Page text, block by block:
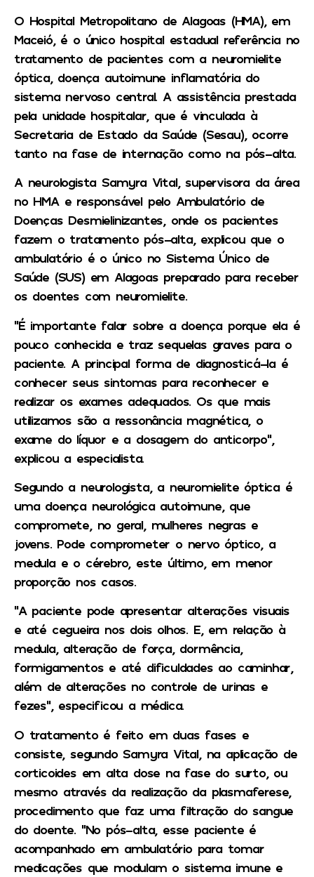
O Hospital Metropolitano de Alagoas (HMA), em
Maceió, é o único hospital estadual referência no
tratamento de pacientes com a neuromielite
óptica, doença autoimune inflamatória do
sistema nervoso central. A assistência prestada
pela unidade hospitalar, que é vinculada à
Secretaria de Estado da Saúde (Sesau), ocorre
tanto na fase de internação como na pós-alta.
A neurologista Samyra Vital, supervisora da área
no HMA e responsável pelo Ambulatório de
Doenças Desmielinizantes, onde os pacientes
fazem o tratamento pós-alta, explicou que o
ambulatório é o único no Sistema Único de
Saúde (SUS) em Alagoas preparado para receber
os doentes com neuromielite.
“É importante falar sobre a doença porque ela é
pouco conhecida e traz sequelas graves para o
paciente. A principal forma de diagnosticá-la é
conhecer seus sintomas para reconhecer e
realizar os exames adequados. Os que mais
utilizamos são a ressonância magnética, o
exame do líquor e a dosagem do anticorpo”,
explicou a especialista.
Segundo a neurologista, a neuromielite óptica é
uma doença neurológica autoimune, que
compromete, no geral, mulheres negras e
jovens. Pode comprometer o nervo óptico, a
medula e o cérebro, este último, em menor
proporção nos casos.
“A paciente pode apresentar alterações visuais
e até cegueira nos dois olhos. E, em relação à
medula, alteração de força, dormência,
formigamentos e até dificuldades ao caminhar,
além de alterações no controle de urinas e
fezes”, especificou a médica.
O tratamento é feito em duas fases e
consiste, segundo Samyra Vital, na aplicação de
corticoides em alta dose na fase do surto, ou
mesmo através da realização da plasmaferese,
procedimento que faz uma filtração do sangue
do doente. “No pós-alta, esse paciente é
acompanhado em ambulatório para tomar
medicações que modulam o sistema imune e